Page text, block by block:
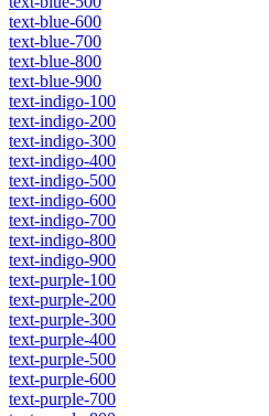
text-blue-600
text-blue-700
text-blue-800
text-blue-900
text-indigo-100
text-indigo-200
text-indigo-300
text-indigo-400
text-indigo-500
text-indigo-600
text-indigo-700
text-indigo-800
text-indigo-900
text-purple-100
text-purple-200
text-purple-300
text-purple-400
text-purple-500
text-purple-600
text-purple-700